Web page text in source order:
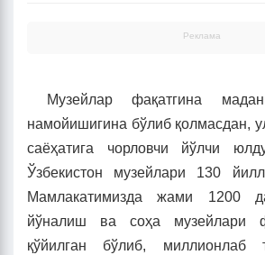
Реклама
Музейлар фақатгина
намойишигина бўлиб қолмасдан,
саёҳатига чорловчи йўлчи
Ўзбекистон музейлари 130
Мамлакатимизда жами 1200
йўналиш ва соҳа музейлари
қўйилган бўлиб, миллионлаб